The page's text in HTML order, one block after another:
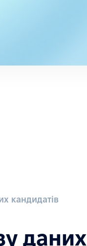
кандидатів
даних